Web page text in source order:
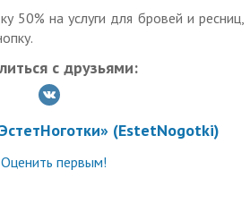
50% на услуги для бровей и ресниц,
с друзьями:
(EstetNogotki)
Оценить первым!